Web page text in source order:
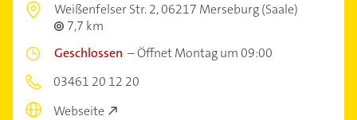
Weißenfelser Str. 2,06217 Merseburg (Saale)
7,7 km
Geschlossen –Öffnet Montag um 09:00
03461 20 12 20
Webseite